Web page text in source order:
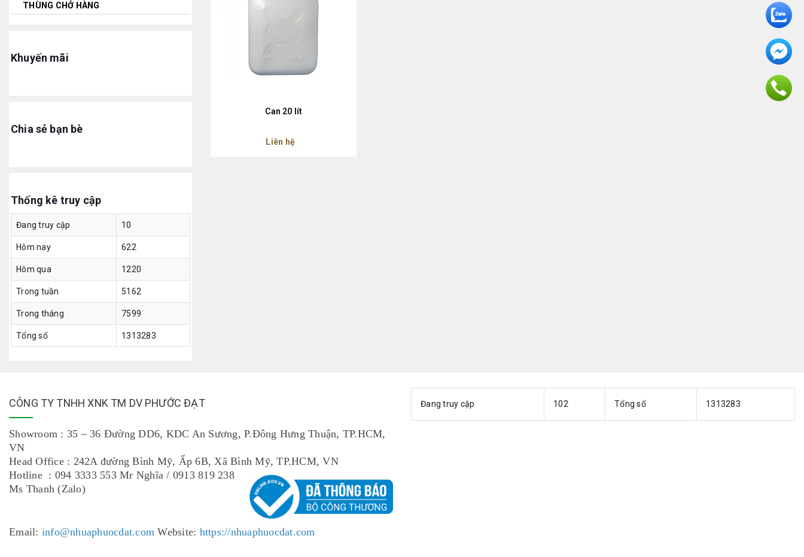
Can 20 lít
Liên hệ
THÙNG CHỞ HÀNG
Khuyến mãi
Chia sẻ bạn bè
Thống kê truy cập
Đang truy cập 10
Hôm nay 622
Hôm qua 1220
Trong tuần 5162
Trong tháng 7599
Tổng số 1313283
CÔNG TY TNHH XNK TM DV PHƯỚC ĐẠT
Showroom : 35 – 36 Đường DD6, KDC An Sương, P.Đông Hưng Thuận, TP.HCM,
VN
Head Office : 242A đường Bình Mỹ, Ấp 6B, Xã Bình Mỹ, TP.HCM, VN
Hotline : 094 3333 553 Mr Nghĩa / 0913 819 238
Ms Thanh (Zalo)
Email: info@nhuaphuocdat.comWebsite: https://nhuaphuocdat.com
Đang truy cập 102 Tổng số 1313283